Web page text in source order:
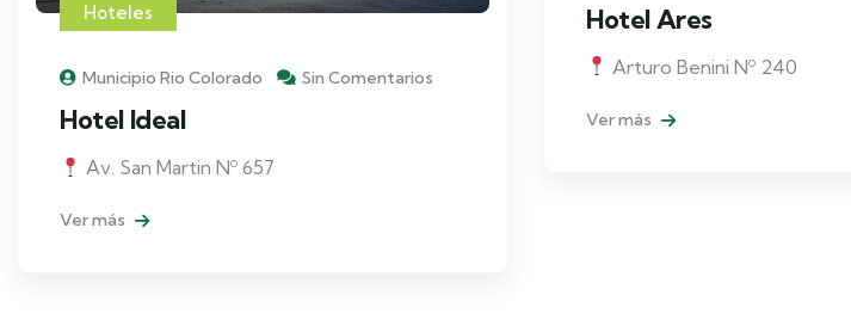
Hotel Ares
Arturo Benini Nº 240
Ver más
Hoteles
Municipio Rio Colorado Sin Comentarios
Hotel Ideal
Av. San Martin Nº 657
Ver más